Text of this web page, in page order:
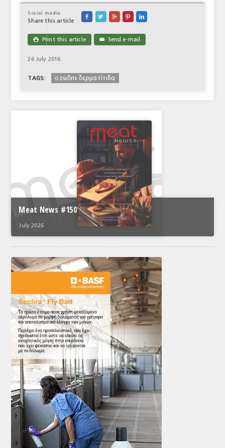
Social media
Share this article
    
 Print this article ✉ Send e-mail
26 July 2016
TAGS: οζώδης δερματίτιδα
Meat News #150
July 2026